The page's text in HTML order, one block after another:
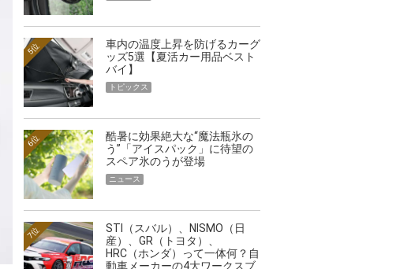
車内の温度上昇を防げるカーグ
ッズ5選【夏活カー用品ベスト
バイ】
5位
トピックス
酷暑に効果絶大な“魔法瓶氷の
う”「アイスパック」に待望の
スペア氷のうが登場
6位
ニュース
STI（スバル）、NISMO（日
産）、GR（トヨタ）、
HRC（ホンダ）って一体何？自
動車メーカーの4大ワークスブ
7位